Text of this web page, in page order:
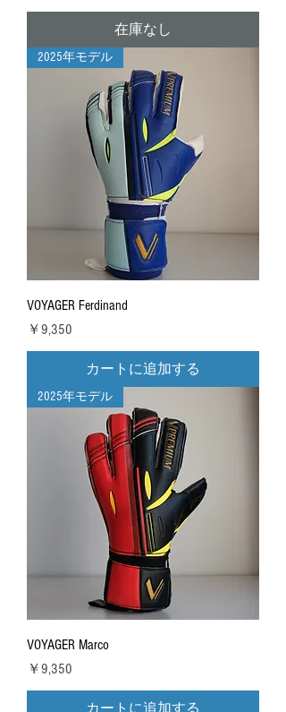
在庫なし
2025年モデル
VOYAGER Ferdinand
価格
￥9,350
カートに追加する
2025年モデル
VOYAGER Marco
価格
￥9,350
カートに追加する